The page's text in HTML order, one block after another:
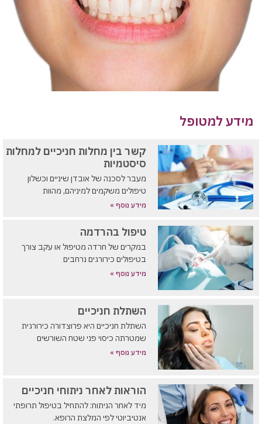
מידע למטופל
קשר בין מחלות חניכיים למחלות
סיסטמיות
מעבר לסכנה של אובדן שיניים וכשלון
טיפולים משקמים למיניהם, מהוות
מידע נוסף »
טיפול בהרדמה
במקרים של חרדה מטיפול או עקב צורך
בטיפולים כירורגים נרחבים
מידע נוסף »
השתלת חניכיים
השתלת חניכיים היא פרוצדורה כירורגית
שמטרתה כיסוי פני שטח השורשים
מידע נוסף »
הוראות לאחר ניתוחי חניכיים
מיד לאחר הניתוח: להתחיל בטיפול תרופתי
אנטיביוטי לפי המלצת הרופא.